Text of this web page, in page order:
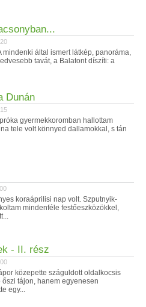
mindenki által ismert látkép, panoráma,
tavát, a Balatont díszíti: a
Dunán
gyermekkoromban hallottam
tele volt könnyed dallamokkal, s tán
koraáprilisi nap volt. Szputnyik-
mindenféle festőeszközökkel,
- II. rész
közepette száguldott oldalkocsis
tájon, hanem egyenesen
egy...